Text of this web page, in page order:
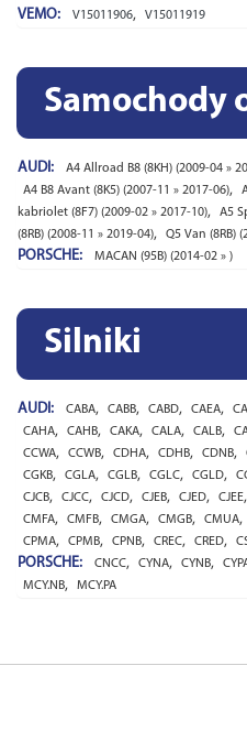
VEMO: V15011906, V15011919
Samochody
AUDI: A4 Allroad B8 (8KH) (2009-04 »
A4 B8 Avant (8K5) (2007-11 » 2017-06),
kabriolet (8F7) (2009-02 » 2017-10), A5
(8RB) (2008-11 » 2019-04), Q5 Van (8RB)
PORSCHE: MACAN (95B) (2014-02 » )
Silniki
AUDI: CABA, CABB, CABD, CAEA,
CAHA, CAHB, CAKA, CALA, CALB,
CCWA, CCWB, CDHA, CDHB, CDNB,
CGKB, CGLA, CGLB, CGLC, CGLD,
CJCB, CJCC, CJCD, CJEB, CJED, CJEE,
CMFA, CMFB, CMGA, CMGB, CMUA,
CPMA, CPMB, CPNB, CREC, CRED,
PORSCHE: CNCC, CYNA, CYNB,
MCY.NB, MCY.PA